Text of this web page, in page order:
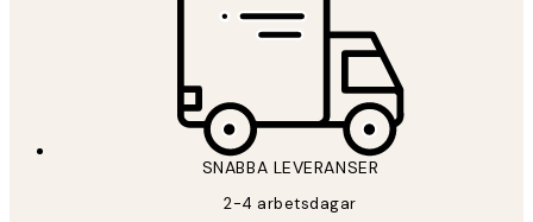
SNABBA LEVERANSER
2-4 arbetsdagar